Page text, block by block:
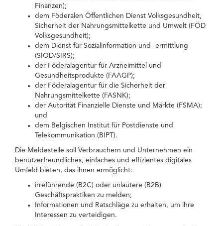
Finanzen);
dem Föderalen Öffentlichen Dienst Volksgesundheit,
Sicherheit der Nahrungsmittelkette und Umwelt (FÖD
Volksgesundheit);
dem Dienst für Sozialinformation und -ermittlung
(SIOD/SIRS);
der Föderalagentur für Arzneimittel und
Gesundheitsprodukte (FAAGP);
der Föderalagentur für die Sicherheit der
Nahrungsmittelkette (FASNK);
der Autorität Finanzielle Dienste und Märkte (FSMA);
und
dem Belgischen Institut für Postdienste und
Telekommunikation (BIPT).
Die Meldestelle soll Verbrauchern und Unternehmen ein
benutzerfreundliches, einfaches und effizientes digitales
Umfeld bieten, das ihnen ermöglicht:
irreführende (B2C) oder unlautere (B2B)
Geschäftspraktiken zu melden;
Informationen und Ratschläge zu erhalten, um ihre
Interessen zu verteidigen.